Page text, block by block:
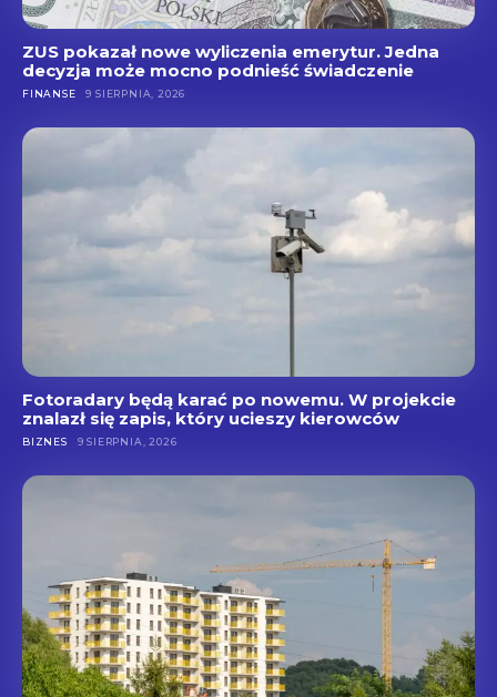
ZUS pokazał nowe wyliczenia emerytur. Jedna
decyzja może mocno podnieść świadczenie
FINANSE 9 SIERPNIA, 2026
Fotoradary będą karać po nowemu. W projekcie
znalazł się zapis, który ucieszy kierowców
BIZNES 9 SIERPNIA, 2026